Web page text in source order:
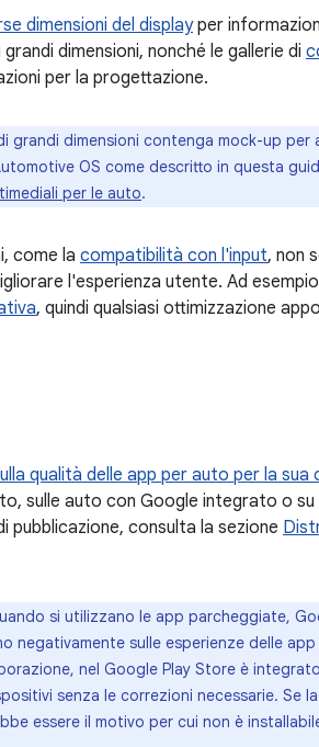
dimensioni del displayper
dimensioni, nonché le gallerie di
per la progettazione.
grandi dimensioni contenga mock-up per
OS come descritto in questa
per le auto.
come la compatibilità con l'input, non
l'esperienza utente. Ad
, quindi qualsiasi ottimizzazione
qualità delle app per auto per la sua
sulle auto con Google integrato o
pubblicazione, consulta la sezione
si utilizzano le app parcheggiate,
negativamente sulle esperienze delle
nel Google Play Store è
senza le correzioni necessarie. Se
essere il motivo per cui non è